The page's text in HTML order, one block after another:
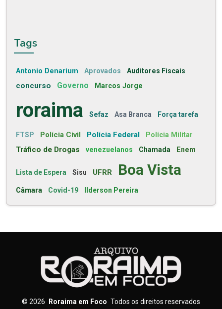
Tags
Antonio Denarium Aprovados Auditores Fiscais
concurso Governo Marcos Jorge
roraima Sefaz Asa Branca Força tarefa
FTSP Polícia Civil Polícia Federal Polícia Militar
Tráfico de Drogas venezuelanos Chamada Enem
Lista de Espera Sisu UFRR Boa Vista
Câmara Covid-19 Ilderson Pereira
© 2026 Roraima em Foco Todos os direitos reservados